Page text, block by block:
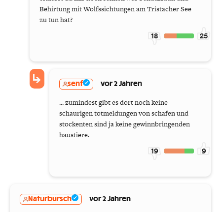
Behirtung mit Wolfssichtungen am Tristacher See
zu tun hat?
18 25
senf vor 2 Jahren
... zumindest gibt es dort noch keine
schaurigen totmeldungen von schafen und
stockenten sind ja keine gewinnbringenden
haustiere.
19 9
Naturbursch vor 2 Jahren